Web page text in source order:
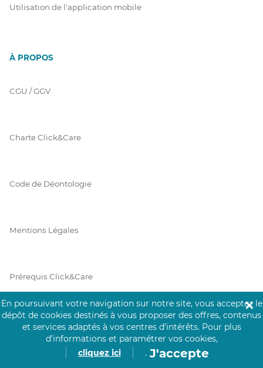
Utilisation de l'application mobile
À PROPOS
CGU / GGV
Charte Click&Care
Code de Déontologie
Mentions Légales
Prérequis Click&Care
Protection des Données
En poursuivant votre navigation sur notre site, vous acceptez le
dépôt de cookies destinés à vous proposer des offres, contenus
et services adaptés à vos centres d’intérêts. Pour plus
d’informations et paramétrer vos cookies,
cliquez ici
. J'accepte
✕